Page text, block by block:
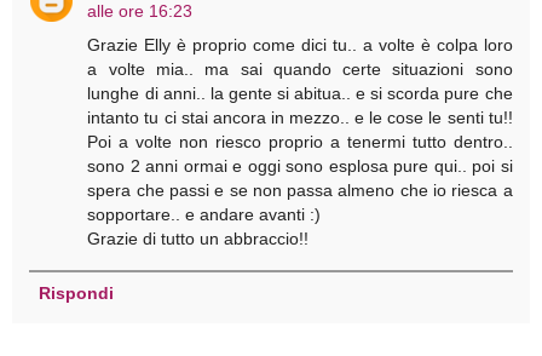
alle ore 16:23
Grazie Elly è proprio come dici tu.. a volte è colpa loro
a volte mia.. ma sai quando certe situazioni sono
lunghe di anni.. la gente si abitua.. e si scorda pure che
intanto tu ci stai ancora in mezzo.. e le cose le senti tu!!
Poi a volte non riesco proprio a tenermi tutto dentro..
sono 2 anni ormai e oggi sono esplosa pure qui.. poi si
spera che passi e se non passa almeno che io riesca a
sopportare.. e andare avanti :)
Grazie di tutto un abbraccio!!
Rispondi